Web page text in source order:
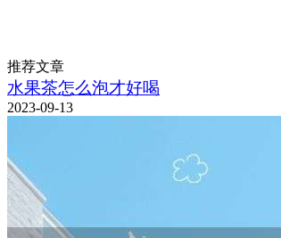
推荐文章
水果茶怎么泡才好喝
2023-09-13